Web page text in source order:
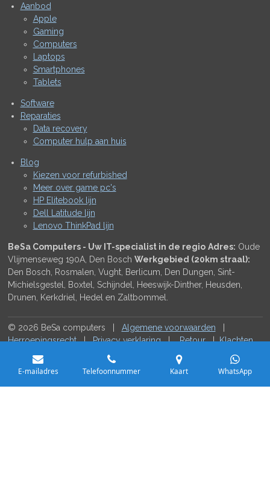
Aanbod
Apple
Gaming
Computers
Laptops
Smartphones
Tablets
Software
Reparaties
Data recovery
Computer hulp aan huis
Blog
Kiezen voor refurbished
Meer over game pc's
HP Elitebook lijn
Dell Latitude lijn
Lenovo ThinkPad lijn
BeSa Computers - Uw IT-specialist in de regio Adres: Oude
Vlijmenseweg 190A, Den Bosch Werkgebied (20km straal):
Den Bosch, Rosmalen, Vught, Berlicum, Den Dungen, Sint-
Michielsgestel, Boxtel, Schijndel, Heeswijk-Dinther, Heusden,
Drunen, Kerkdriel, Hedel en Zaltbommel.
© 2026 BeSa computers | Algemene voorwaarden
Herroepingsrecht|Privacy verklaring|Retour|Klachten
E-mailadres
Telefoonnummer Kaart WhatsApp